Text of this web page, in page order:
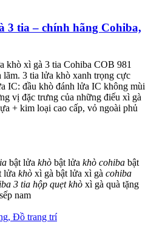
3 tia – chính hãng Cohiba,
khò xì gà 3 tia Cohiba COB 981
lãm. 3 tia lửa khò xanh trọng cực
IC: đầu khò đánh lửa IC không mùi
vị đặc trưng của những điếu xì gà
+ kim loại cao cấp, vỏ ngoài phủ
bật lửa khò bật lửa khò cohiba bật
lửa khò xì gà bật lửa xì gà cohiba
3 tia hộp quẹt khò xì gà quà tặng
nam
Đồ trang trí